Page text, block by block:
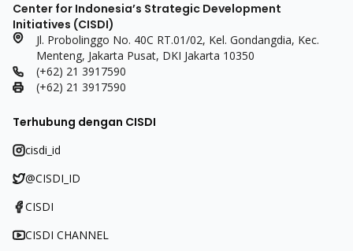
Center for Indonesia’s Strategic Development
Initiatives (CISDI)
Jl. Probolinggo No. 40C RT.01/02, Kel. Gondangdia, Kec.
Menteng, Jakarta Pusat, DKI Jakarta 10350
(+62) 21 3917590
(+62) 21 3917590
Terhubung dengan CISDI
cisdi_id
@CISDI_ID
CISDI
CISDI CHANNEL